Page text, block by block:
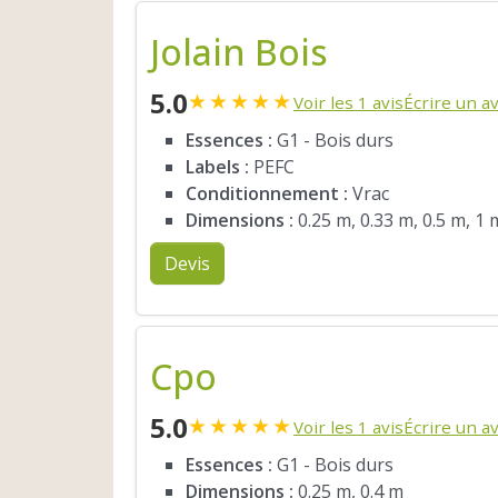
Jolain Bois
5.0★★★★★Voir les 1 avisÉcrire un
Essences : G1 - Bois durs
Labels : PEFC
Conditionnement : Vrac
Dimensions : 0.25 m, 0.33 m, 0.5 m, 1
Devis
Cpo
5.0★★★★★Voir les 1 avisÉcrire un
Essences : G1 - Bois durs
Dimensions : 0.25 m, 0.4 m